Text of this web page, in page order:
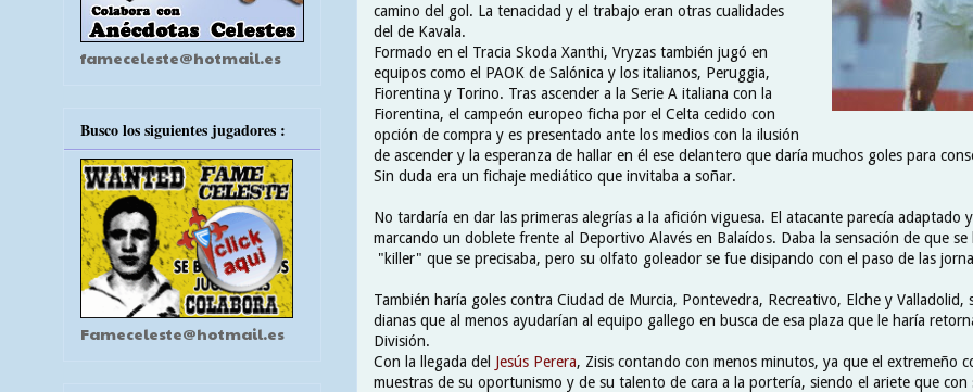
camino del gol. La tenacidad y el trabajo eran otras cualidades
del de Kavala.
Formado en el Tracia Skoda Xanthi, Vryzas también jugó en
equipos como el PAOK de Salónica y los italianos, Peruggia,
Fiorentina y Torino. Tras ascender a la Serie A italiana con la
Fiorentina, el campeón europeo ficha por el Celta cedido con
opción de compra y es presentado ante los medios con la ilusión
de ascender y la esperanza de hallar en él ese delantero que daría muchos goles para
Sin duda era un fichaje mediático que invitaba a soñar.
No tardaría en dar las primeras alegrías a la afición viguesa. El atacante parecía adaptado
marcando un doblete frente al Deportivo Alavés en Balaídos. Daba la sensación de que
"killer" que se precisaba, pero su olfato goleador se fue disipando con el paso de las
También haría goles contra Ciudad de Murcia, Pontevedra, Recreativo, Elche y Valladolid,
dianas que al menos ayudarían al equipo gallego en busca de esa plaza que le haría
División.
Con la llegada del Jesús Perera, Zisis contando con menos minutos, ya que el extremeño
muestras de su oportunismo y de su talento de cara a la portería, siendo el ariete que con
fameceleste@hotmail.es
Busco los siguientes jugadores :
Fameceleste@hotmail.es